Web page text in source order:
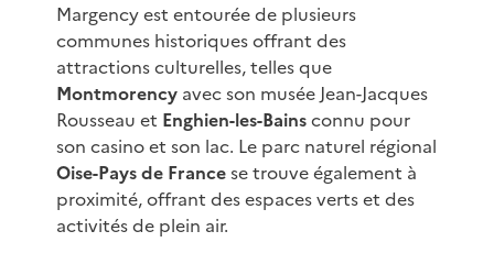
Margency est entourée de plusieurs
communes historiques offrant des
attractions culturelles, telles que
Montmorencyavec son musée Jean-Jacques
Rousseau et Enghien-les-Bainsconnu pour
son casino et son lac. Le parc naturel régional
Oise-Pays de Francese trouve également à
proximité, offrant des espaces verts et des
activités de plein air.